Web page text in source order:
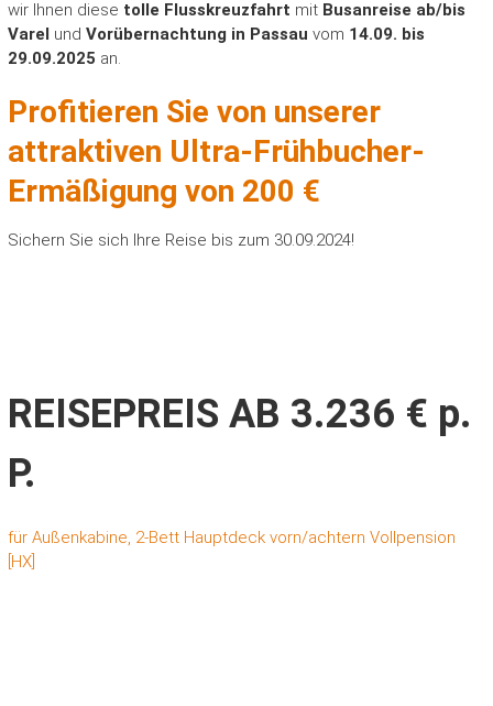
wir Ihnen diese tolle Flusskreuzfahrt mit Busanreise ab/bis
Varel und Vorübernachtung in Passau vom 14.09. bis
29.09.2025 an.
Profitieren Sie von unserer
attraktiven Ultra-Frühbucher-
Ermäßigung von 200 €
Sichern Sie sich Ihre Reise bis zum 30.09.2024!
REISEPREIS AB 3.236 € p.
P.
für Außenkabine, 2-Bett Hauptdeck vorn/achtern Vollpension
[HX]